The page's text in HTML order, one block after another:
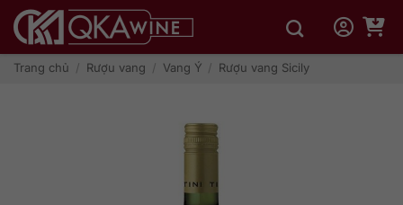
qua
dungTrang chủ / Rượu vang / Vang Ý / Rượu vang Sicily